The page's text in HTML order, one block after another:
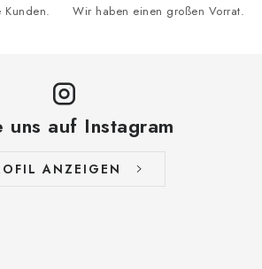
Kunden. Wir haben einen großen Vorrat.
uns auf Instagram
ANZEIGEN